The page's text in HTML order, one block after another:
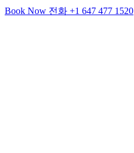
Book Now 전화 +1 647 477 1520